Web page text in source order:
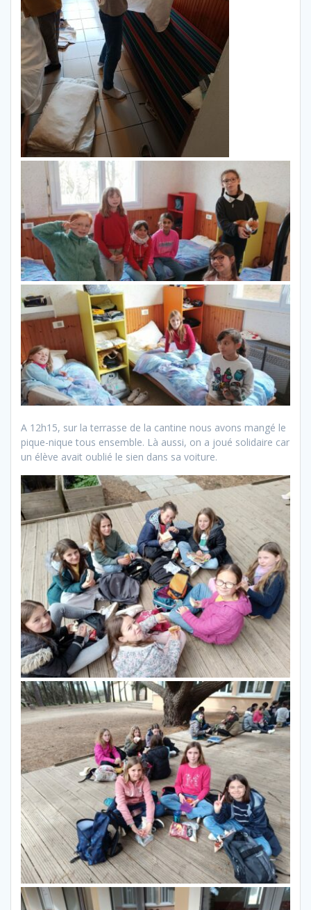
A 12h15, sur la terrasse de la cantine nous avons mangé le
pique-nique tous ensemble. Là aussi, on a joué solidaire car
un élève avait oublié le sien dans sa voiture.